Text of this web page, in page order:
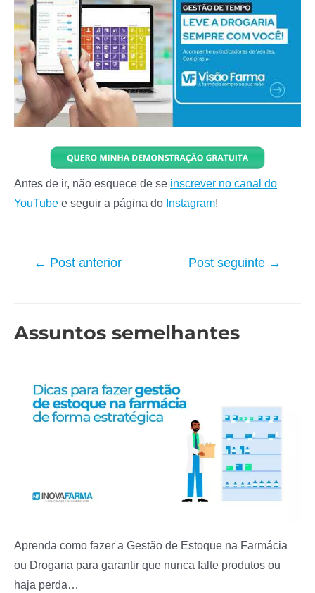
Antes de ir, não esquece de se inscrever no canal do
YouTube e seguir a página do Instagram!
Navegação
← Post anterior Post seguinte →
Assuntos semelhantes
Aprenda como fazer a Gestão de Estoque na Farmácia
ou Drogaria para garantir que nunca falte produtos ou
haja perda…